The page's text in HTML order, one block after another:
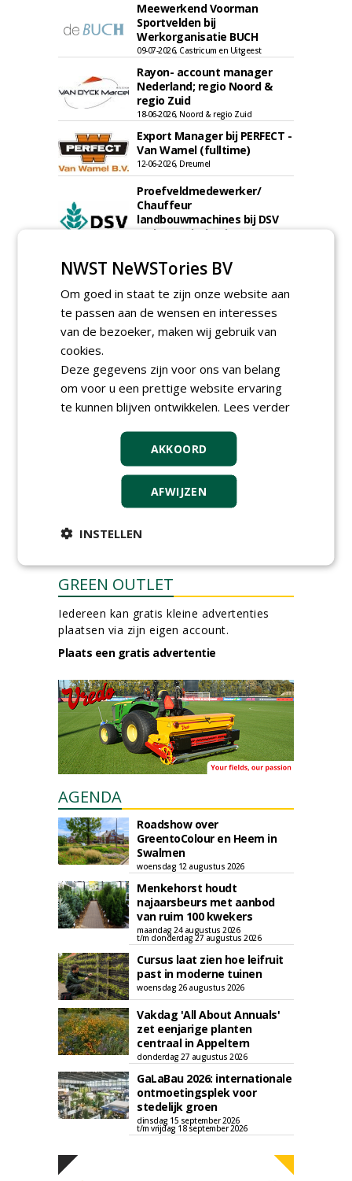
Meewerkend Voorman
Sportvelden bij
Werkorganisatie BUCH
09-07-2026, Castricum en Uitgeest
Rayon- account manager
Nederland; regio Noord &
regio Zuid
18-06-2026, Noord & regio Zuid
Export Manager bij PERFECT -
Van Wamel (fulltime)
12-06-2026, Dreumel
Proefveldmedewerker/
Chauffeur
landbouwmachines bij DSV
zaden Nederland B.V.
Kasmedewerker (fulltime) bij
06-08-2026, Ven-Zelderheide
Groeiplaats specialist bij
Boomtotaalzorg32-40 uur
Boominspecteur bij
Boomtotaalzorg24-40 uur
30-07-2026, Schalkwijk
meer Groene Banen
GREEN OUTLET
Iedereen kan gratis kleine advertenties
plaatsen via zijn eigen account.
Plaats een gratis advertentie
AGENDA
Roadshow over
GreentoColour en Heem in
Swalmen
woensdag 12 augustus 2026
Menkehorst houdt
najaarsbeurs met aanbod
van ruim 100 kwekers
maandag 24 augustus 2026
t/m donderdag 27 augustus 2026
Cursus laat zien hoe leifruit
past in moderne tuinen
woensdag 26 augustus 2026
Vakdag 'All About Annuals'
zet eenjarige planten
centraal in Appeltern
donderdag 27 augustus 2026
GaLaBau 2026: internationale
ontmoetingsplek voor
stedelijk groen
dinsdag 15 september 2026
t/m vrijdag 18 september 2026
NWST NeWSTories BV
Om goed in staat te zijn onze website aan
te passen aan de wensen en interesses
van de bezoeker, maken wij gebruik van
cookies.
Deze gegevens zijn voor ons van belang
om voor u een prettige website ervaring
te kunnen blijven ontwikkelen. Lees verder
AKKOORD
AFWIJZEN
INSTELLEN